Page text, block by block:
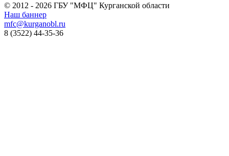
© 2012 - 2026 ГБУ "МФЦ" Курганской области
Наш баннер
mfc@kurganobl.ru
8 (3522) 44-35-36